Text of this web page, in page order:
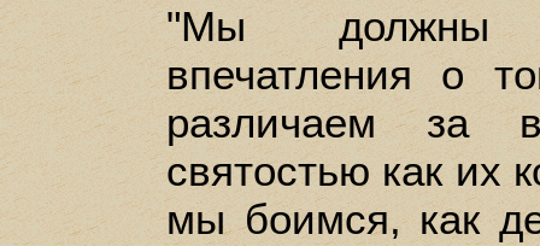
"Мы должны
впечатления о
различаем за
святостью как их
мы боимся, как